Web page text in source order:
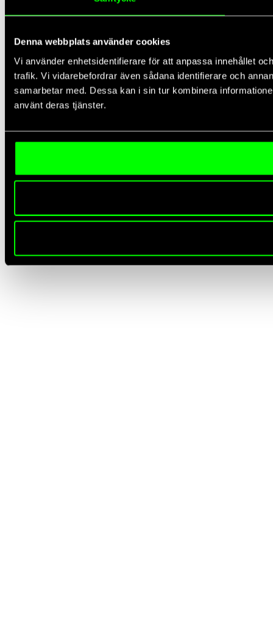
Denna webbplats använder cookies
Vi använder enhetsidentifierare för att anpassa innehållet
trafik. Vi vidarebefordrar även sådana identifierare och
samarbetar med. Dessa kan i sin tur kombinera
använt deras tjänster.